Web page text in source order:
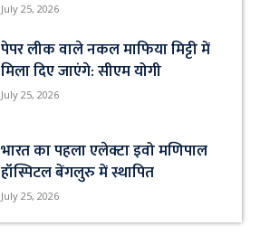
July 25, 2026
पेपर लीक वाले नकल माफिया मिट्टी में
मिला दिए जाएंगे: सीएम योगी
July 25, 2026
भारत का पहला एलेक्टा इवो मणिपाल
हॉस्पिटल बेंगलुरु में स्थापित
July 25, 2026